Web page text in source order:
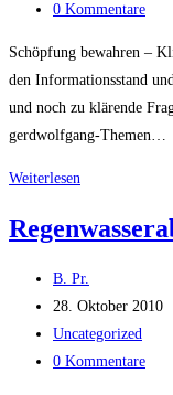
Kategorie:
Beitrags-
0 Kommentare
Schöpfung bewahren –
den Informationsstand
und noch zu klärende
gerdwolfgang-Themen…
Weiterlesen
Beitrags-
Autor:
B. Pr.
Beitrag
veröffentlicht:
28. Oktober 2010
Beitrags-
Kategorie:
Uncategorized
Beitrags-
0 Kommentare